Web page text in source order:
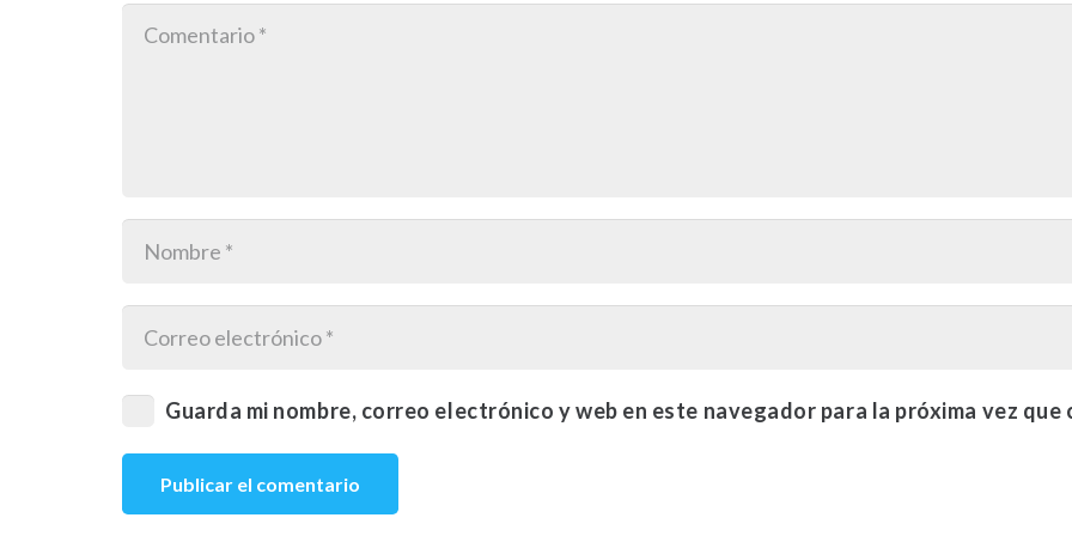
Guarda mi nombre, correo electrónico y web en este navegador para la próxima vez que
Publicar el comentario